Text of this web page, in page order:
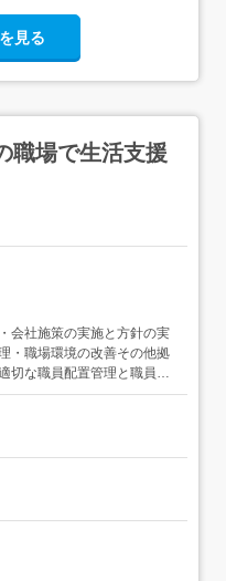
見る
職場で生活支援
会社施策の実施と方針の実
・職場環境の改善その他拠
切な職員配置管理と職員の
・育成行事・地域交流等の
教育事業報告書等行政への